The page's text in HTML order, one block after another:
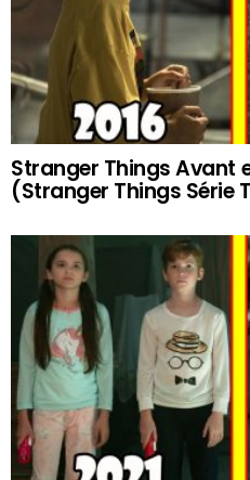
Stranger Things Avant
(Stranger Things Série